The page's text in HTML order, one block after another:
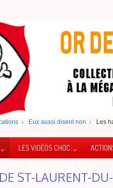
Eux aussi disent non Les
LES VIDÉOS CHOC
ST-LAURENT-